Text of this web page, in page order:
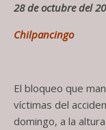
28 de octubre del
Chilpancingo
El bloqueo que
víctimas del
domingo, a la